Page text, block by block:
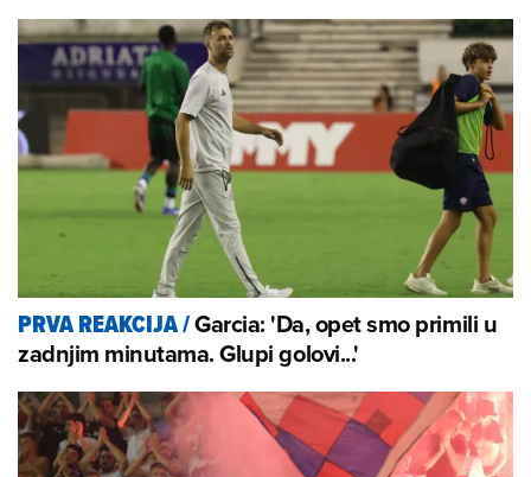
PRVA REAKCIJA/Garcia: 'Da, opet smo primili u
zadnjim minutama. Glupi golovi...'